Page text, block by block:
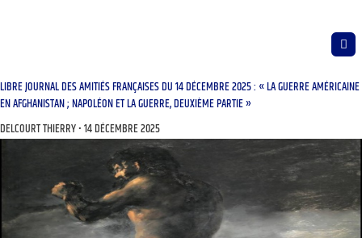
LIBRE JOURNAL DES AMITIÉS FRANÇAISES DU 14 DÉCEMBRE 2025 : « LA GUERRE AMÉRICAINE
EN AFGHANISTAN ; NAPOLÉON ET LA GUERRE, DEUXIÈME PARTIE »
DELCOURT THIERRY 14 DÉCEMBRE 2025